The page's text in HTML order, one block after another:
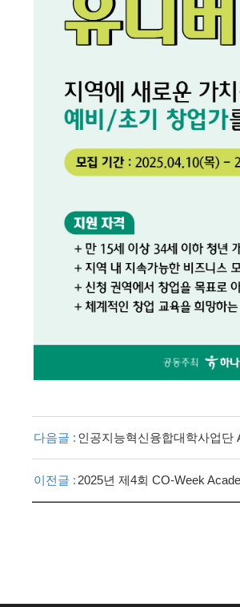
다음글 : 인공지능혁신융합대학사업단
이전글 : 2025년 제4회 CO-Week